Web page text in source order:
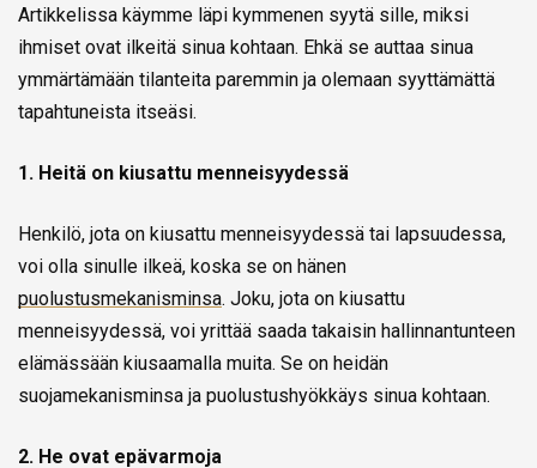
Artikkelissa käymme läpi kymmenen syytä sille, miksi
ihmiset ovat ilkeitä sinua kohtaan. Ehkä se auttaa sinua
ymmärtämään tilanteita paremmin ja olemaan syyttämättä
tapahtuneista itseäsi.
1. Heitä on kiusattu menneisyydessä
Henkilö, jota on kiusattu menneisyydessä tai lapsuudessa,
voi olla sinulle ilkeä, koska se on hänen
puolustusmekanisminsa. Joku, jota on kiusattu
menneisyydessä, voi yrittää saada takaisin hallinnantunteen
elämässään kiusaamalla muita. Se on heidän
suojamekanisminsa ja puolustushyökkäys sinua kohtaan.
2. He ovat epävarmoja